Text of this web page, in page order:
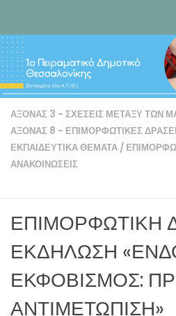
ΑΞΟΝΑΣ 3 - ΣΧΈΣΕΙΣ ΜΕΤΑΞΎ ΤΩΝ
ΆΞΟΝΑΣ 8 - ΕΠΙΜΟΡΦΩΤΙΚΈΣ
ΕΚΠΑΙΔΕΥΤΙΚΆ ΘΈΜΑΤΑ /
ΑΝΑΚΟΙΝΏΣΕΙΣ
ΕΠΙΜΟΡΦΩΤΙΚΗ
ΕΚΔΗΛΩΣΗ
ΕΚΦΟΒΙΣΜΟΣ:
ΑΝΤΙΜΕΤΩΠΙΣΗ»